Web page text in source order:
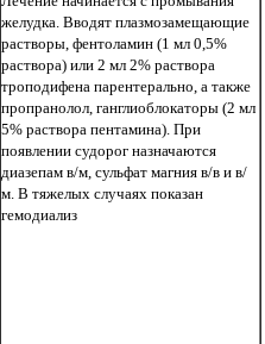
желудка. Вводят плазмозамещающие
растворы, фентоламин (1 мл 0,5%
раствора) или 2 мл 2% раствора
троподифена парентерально, а также
пропранолол, ганглиоблокаторы (2 мл
5% раствора пентамина). При
появлении судорог назначаются
диазепам в/м, сульфат магния в/в и в/
м. В тяжелых случаях показан
гемодиализ